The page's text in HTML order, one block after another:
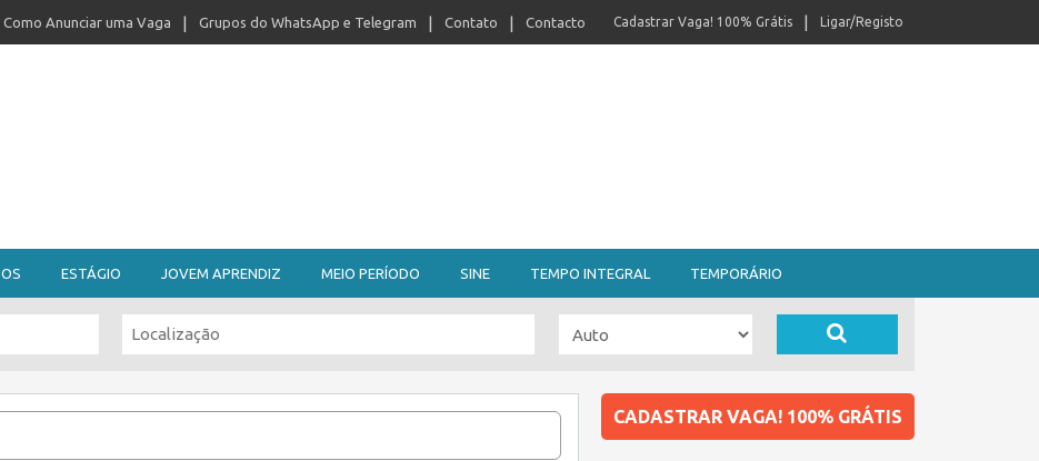
Como Anunciar uma Vaga Grupos do WhatsApp e Telegram Contato Contacto Ligar/Registo
Cadastrar Vaga! 100% Grátis
ESTÁGIO JOVEM APRENDIZ MEIO PERÍODO SINE TEMPO INTEGRAL TEMPORÁRIO
CADASTRAR VAGA! 100% GRÁTIS